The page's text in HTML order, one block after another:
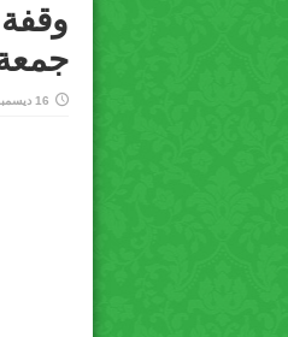
16 ديسمبر، 2016